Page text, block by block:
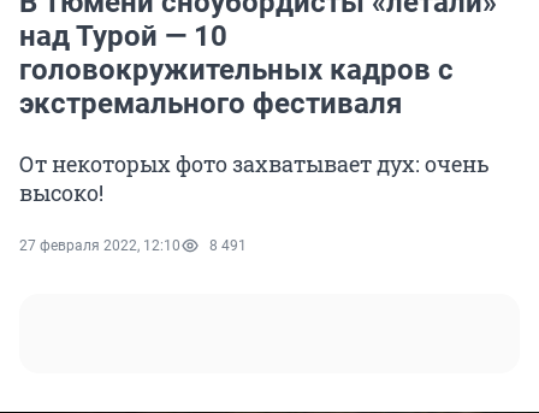
над Турой — 10
головокружительных кадров с
экстремального фестиваля
От некоторых фото захватывает дух: очень
высоко!
27 февраля 2022, 12:10 8 491